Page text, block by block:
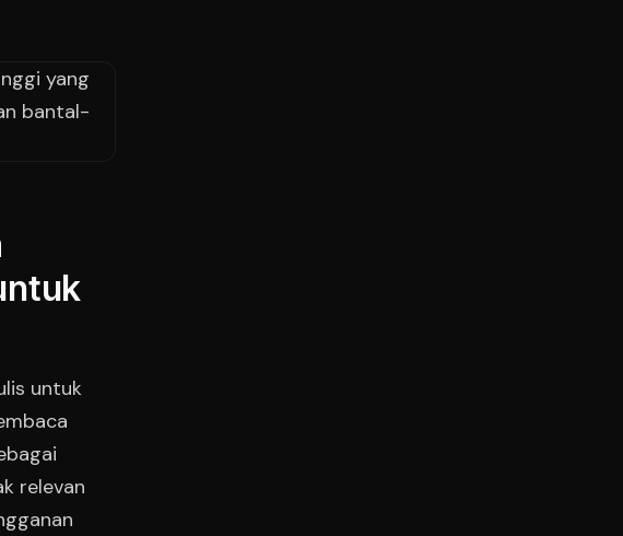
untuk
relevan